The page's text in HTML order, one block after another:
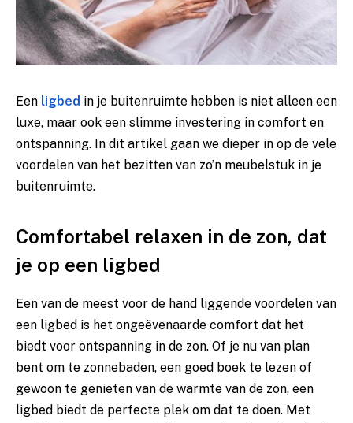
Een ligbed in je buitenruimte hebben is niet alleen een
luxe, maar ook een slimme investering in comfort en
ontspanning. In dit artikel gaan we dieper in op de vele
voordelen van het bezitten van zo’n meubelstuk in je
buitenruimte.
Comfortabel relaxen in de zon, dat
je op een ligbed
Een van de meest voor de hand liggende voordelen van
een ligbed is het ongeëvenaarde comfort dat het
biedt voor ontspanning in de zon. Of je nu van plan
bent om te zonnebaden, een goed boek te lezen of
gewoon te genieten van de warmte van de zon, een
ligbed biedt de perfecte plek om dat te doen. Met